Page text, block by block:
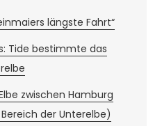
längste Fahrt“
Tide bestimmte das
zwischen Hamburg
der Unterelbe)